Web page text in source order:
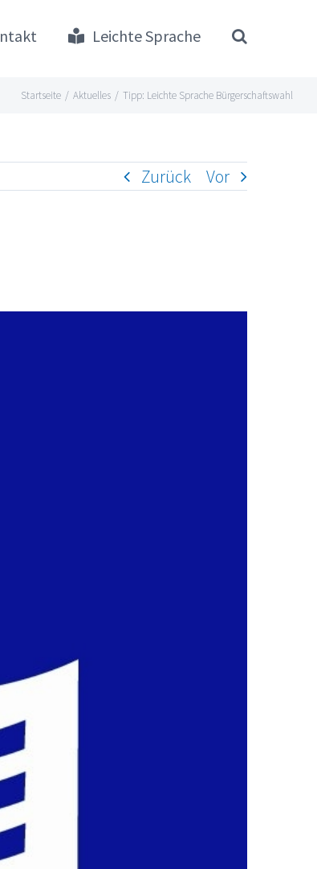
Leichte Sprache
Startseite / Aktuelles / Tipp: Leichte Sprache Bürgerschaftswahl
Zurück Vor